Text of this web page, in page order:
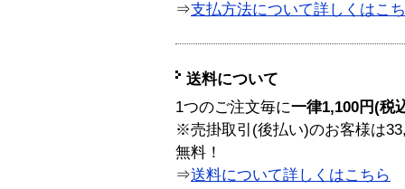
⇒支払方法について詳しくはこ
送料について
1つのご注文毎に一律1,100円(税
※売掛取引(後払い)のお客様は
無料！
⇒送料について詳しくはこちら